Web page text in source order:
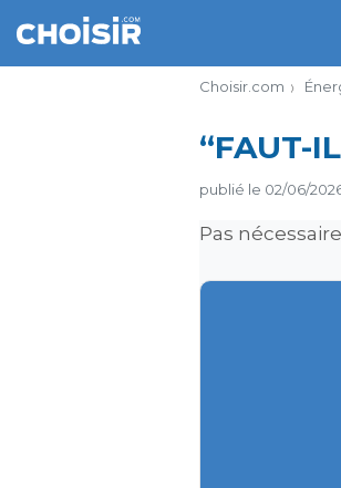
Choisir.com
“FAUT-
publié le 02/06/
Pas